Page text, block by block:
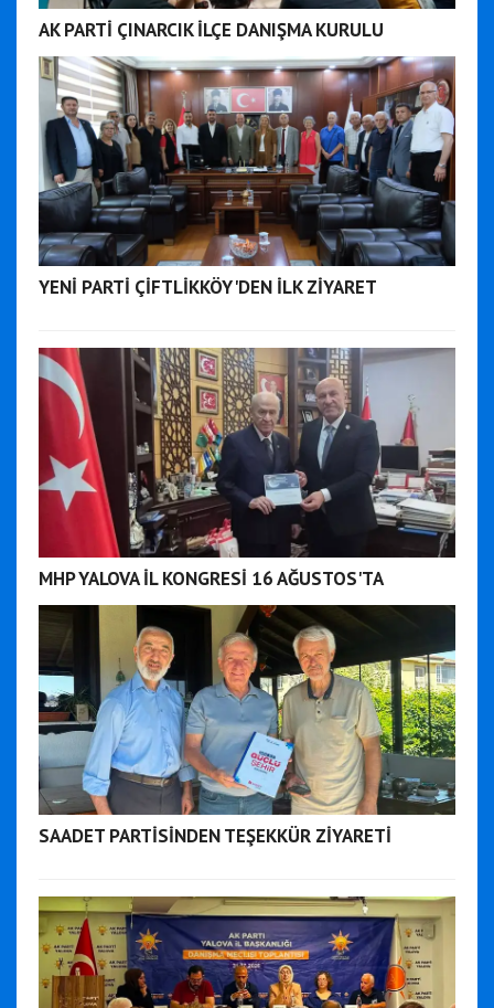
AK PARTİ ÇINARCIK İLÇE DANIŞMA KURULU
YENİ PARTİ ÇİFTLİKKÖY'DEN İLK ZİYARET
MHP YALOVA İL KONGRESİ 16 AĞUSTOS'TA
SAADET PARTİSİNDEN TEŞEKKÜR ZİYARETİ